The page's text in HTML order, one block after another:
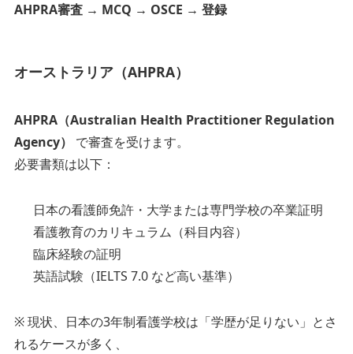
AHPRA審査 → MCQ → OSCE → 登録
オーストラリア（AHPRA）
AHPRA（Australian Health Practitioner Regulation
Agency）
で審査を受けます。
必要書類は以下：
日本の看護師免許・大学または専門学校の卒業証明
看護教育のカリキュラム（科目内容）
臨床経験の証明
英語試験（IELTS 7.0 など高い基準）
※ 現状、日本の3年制看護学校は「学歴が足りない」とさ
れるケースが多く、